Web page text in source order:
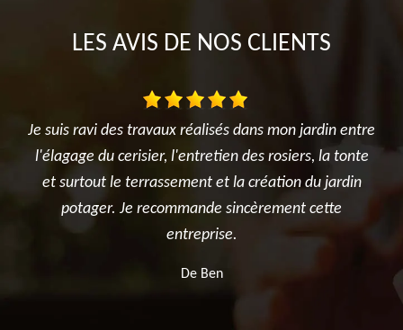
LES AVIS DE NOS CLIENTS
réalisés dans mon jardin entre
l'entretien des rosiers, la tonte
et la création du jardin
sincèrement cette
entreprise.
Très satisfait de
réalisé avec sérieux et
été ponctuelle, efficace et
après les travaux. Je
pour tous vos besoins
De